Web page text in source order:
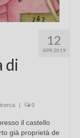
12
APR 2019
di
| 0
il castello
già proprietà de